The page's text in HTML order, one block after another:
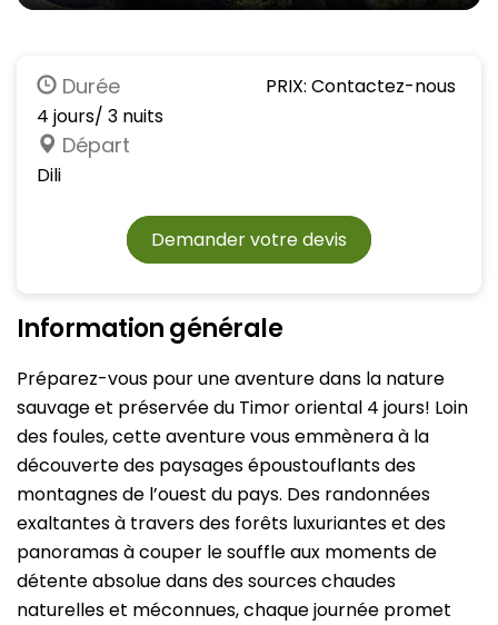
Durée
4 jours/ 3 nuits
Départ
Dili
PRIX: Contactez-nous
Demander votre devis
Information générale
Préparez-vous pour une aventure dans la nature
sauvage et préservée du Timor oriental 4 jours! Loin
des foules, cette aventure vous emmènera à la
découverte des paysages époustouflants des
montagnes de l’ouest du pays. Des randonnées
exaltantes à travers des forêts luxuriantes et des
panoramas à couper le souffle aux moments de
détente absolue dans des sources chaudes
naturelles et méconnues, chaque journée promet